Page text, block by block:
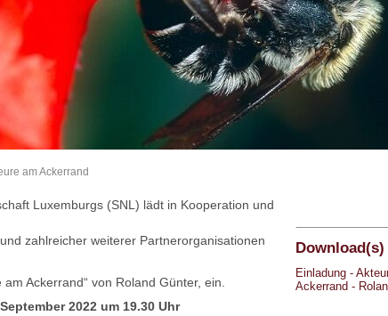
am Ackerrand
Download(s)
Einladung -
Ackerrand -
Luxemburgs (SNL) lädt in Kooperation und
zahlreicher weiterer Partnerorganisationen
Ackerrand“ von Roland Günter, ein.
2022 um 19.30 Uhr